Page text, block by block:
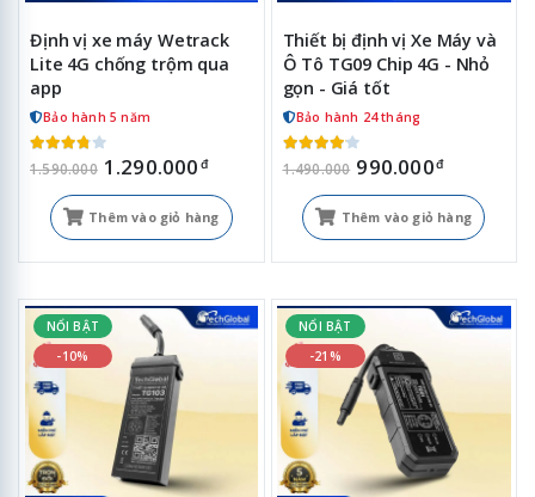
Định vị xe máy Wetrack
Lite 4G chống trộm qua
app
Bảo hành 5 năm
1.590.000 1.290.000 đ
Thêm vào giỏ hàng
Thiết bị định vị Xe Máy và
Ô Tô TG09 Chip 4G - Nhỏ
gọn - Giá tốt
Bảo hành 24 tháng
1.490.000 990.000đ
Thêm vào giỏ hàng
NỔI BẬT
-10%
NỔI BẬT
-21%